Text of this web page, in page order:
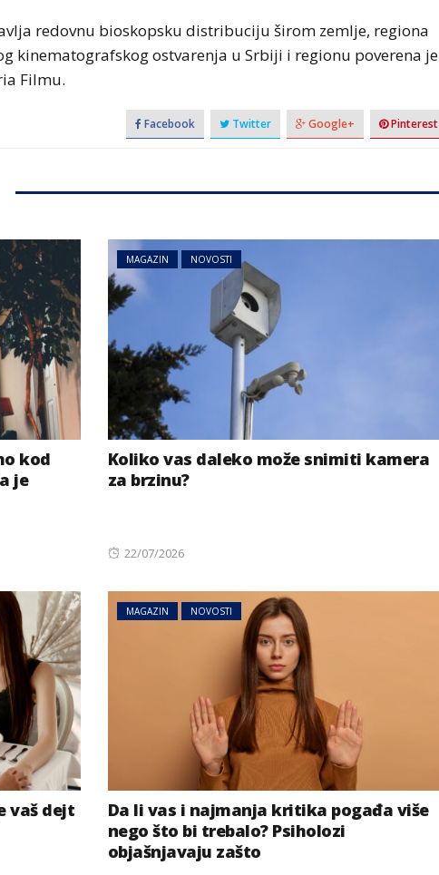
redovnu bioskopsku distribuciju širom zemlje, regiona
kinematografskog ostvarenja u Srbiji i regionu poverena je
Filmu.
Facebook Twitter Google+ Pinterest
kod
je
MAGAZIN NOVOSTI
Koliko vas daleko može snimiti kamera
za brzinu?
Posted
22/07/2026
vaš dejt
MAGAZIN NOVOSTI
Da li vas i najmanja kritika pogađa više
nego što bi trebalo? Psiholozi
objašnjavaju zašto